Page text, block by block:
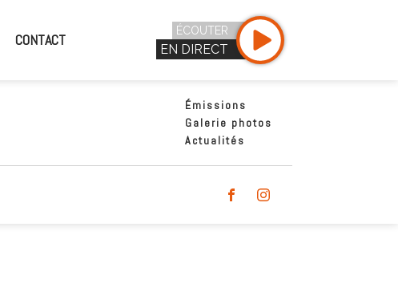
CONTACT
ÉCOUTER
EN DIRECT
Émissions
Galerie photos
Actualités